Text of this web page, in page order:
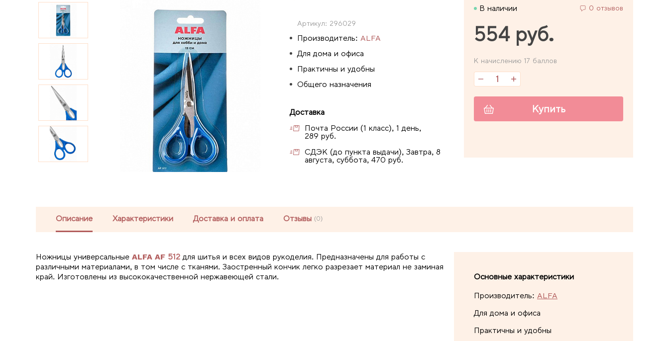
Артикул: 296029
Производитель: ALFA
Для дома и офиса
Практичны и удобны
Общего назначения
Доставка
Почта России (1 класс), 1 день,
289 руб.
СДЭК (до пункта выдачи), Завтра, 8
августа, суббота, 470 руб.
В наличии 0 отзывов
554 руб.
К начислению 17 баллов
Купить
Описание Характеристики Доставка и оплата Отзывы (0)
Ножницы универсальные ALFA AF 512 для шитья и всех видов рукоделия. Предназначены для работы с
различными материалами, в том числе с тканями. Заостренный кончик легко разрезает материал не заминая
край. Изготовлены из высококачественной нержавеющей стали.
Основные характеристики
Производитель: ALFA
Для дома и офиса
Практичны и удобны